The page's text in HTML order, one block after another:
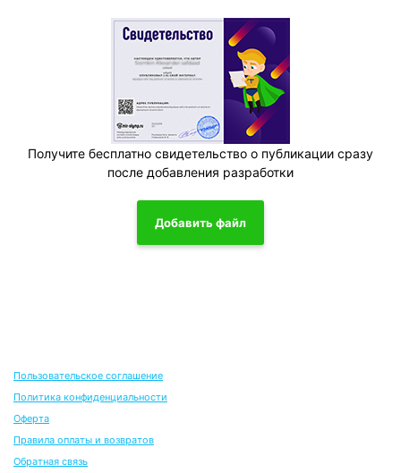
Получите бесплатно свидетельство о публикации сразу
после добавления разработки
Добавить файл
Пользовательское соглашение
Политика конфиденциальности
Оферта
Правила оплаты и возвратов
Обратная связь